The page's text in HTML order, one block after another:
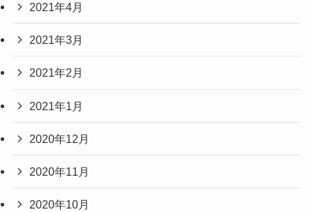
2021年4月
2021年3月
2021年2月
2021年1月
2020年12月
2020年11月
2020年10月